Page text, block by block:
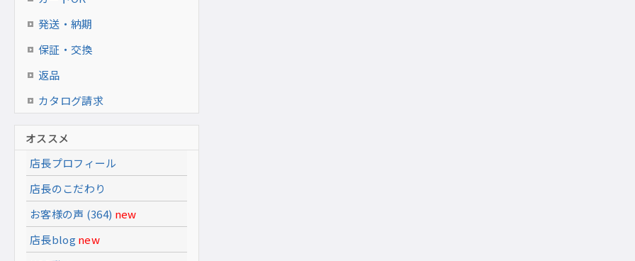
発送・納期
保証・交換
返品
カタログ請求
オススメ
店長プロフィール
店長のこだわり
お客様の声 (364) new
店長blog new